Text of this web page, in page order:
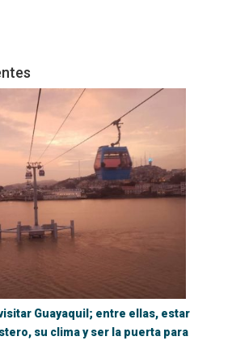
Guayaquil; entre ellas, estar
su clima y ser la puerta para